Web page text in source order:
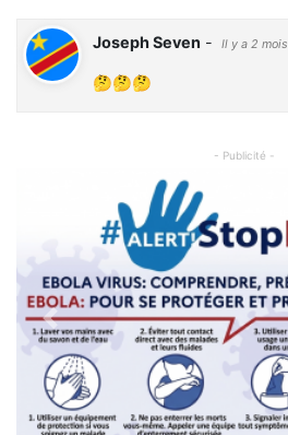
Joseph Seven - Il y a 2 mois
🤔🤔🤔
- Publicité -
Previous